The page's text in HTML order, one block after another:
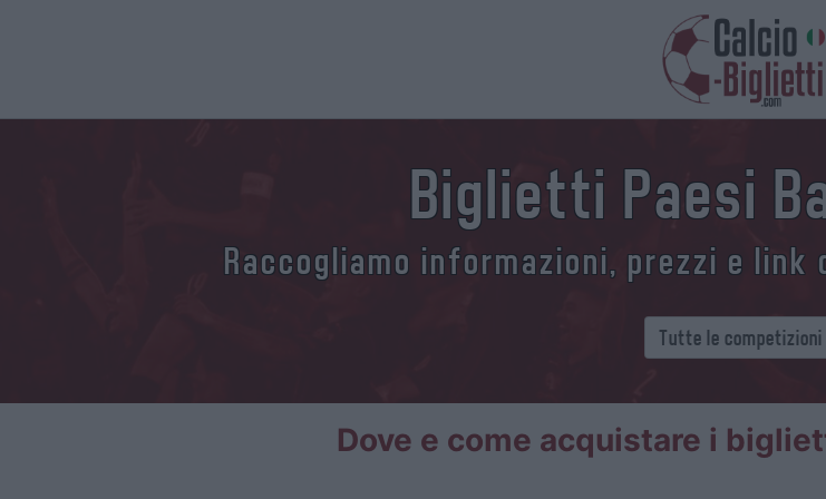
Biglietti Paesi
Raccogliamo informazioni, prezzi e
Dove e come acquistare i